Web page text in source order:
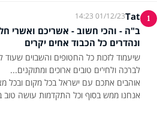
1
Tat
01/12/23 14:23
ב"ה - והכי חשוב - אשריכם ואשרי
ונהדרים כל הכבוד אחים יקרים
שיעמוד לזכות כל החטופים והשבוים שעוד
אוהבים אתכם עם ישראל בכל מקום ובכל
אנחנו ממש בסוף וכל התקדמות עושה